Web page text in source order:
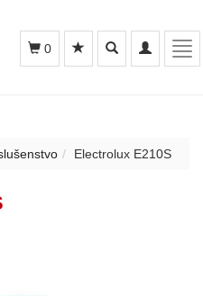
Toggle
navigation
Toggle
search
0
Electrolux E210S